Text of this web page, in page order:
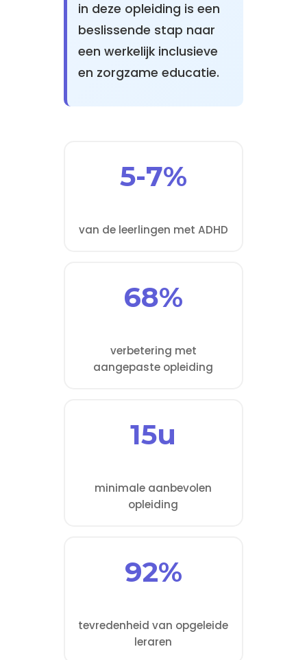
in deze opleiding is een
beslissende stap naar
een werkelijk inclusieve
en zorgzame educatie.
5-7%
van de leerlingen met ADHD
68%
verbetering met
aangepaste opleiding
15u
minimale aanbevolen
opleiding
92%
tevredenheid van opgeleide
leraren